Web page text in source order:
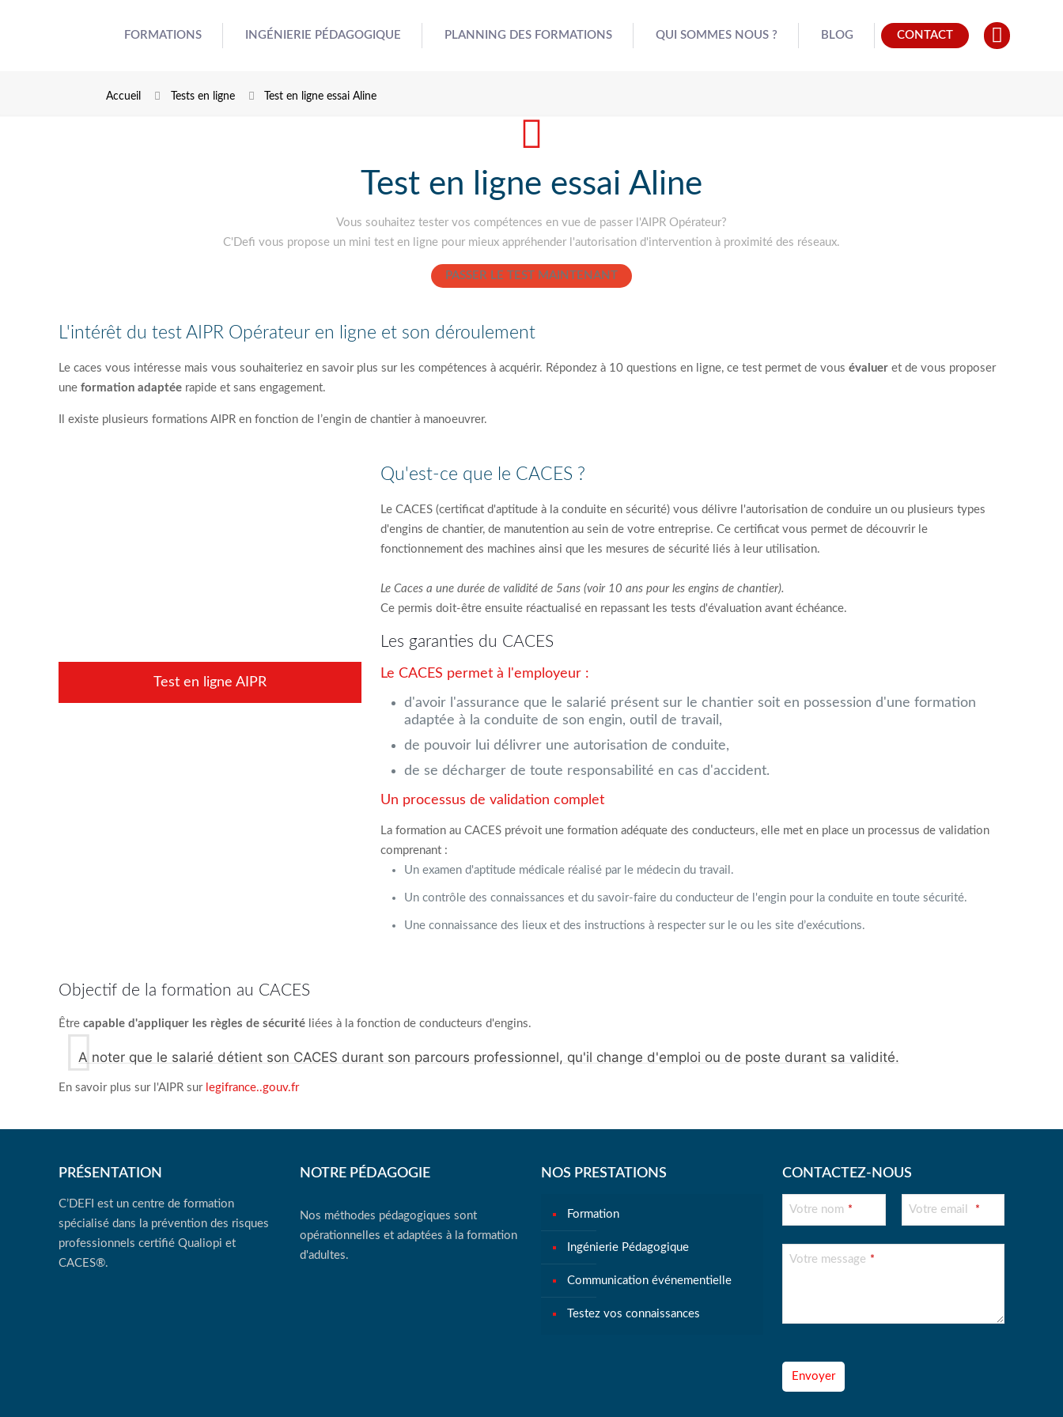
FORMATIONS INGÉNIERIE PÉDAGOGIQUE PLANNING DES FORMATIONS QUI SOMMES NOUS ? BLOG CONTACT
Accueil Tests en ligne Test en ligne essai Aline
Test en ligne essai Aline
Vous souhaitez tester vos compétences en vue de passer l'AIPR Opérateur?
C'Defi vous propose un mini test en ligne pour mieux appréhender l'autorisation d'intervention à proximité des réseaux.
PASSER LE TEST MAINTENANT
L'intérêt du test AIPR Opérateur en ligne et son déroulement
Le caces vous intéresse mais vous souhaiteriez en savoir plus sur les compétences à acquérir. Répondez à 10 questions en ligne, ce test permet de vous évaluer et de vous proposer
une formation adaptée rapide et sans engagement.
Il existe plusieurs formations AIPR en fonction de l’engin de chantier à manoeuvrer.
Test en ligne AIPR
Qu'est-ce que le CACES ?
Le CACES (certificat d'aptitude à la conduite en sécurité) vous délivre l'autorisation de conduire un ou plusieurs types
d'engins de chantier, de manutention au sein de votre entreprise. Ce certificat vous permet de découvrir le
fonctionnement des machines ainsi que les mesures de sécurité liés à leur utilisation.
Le Caces a une durée de validité de 5ans (voir 10 ans pour les engins de chantier).
Ce permis doit-être ensuite réactualisé en repassant les tests d'évaluation avant échéance.
Les garanties du CACES
Le CACES permet à l'employeur :
d'avoir l'assurance que le salarié présent sur le chantier soit en possession d'une formation
adaptée à la conduite de son engin, outil de travail,
de pouvoir lui délivrer une autorisation de conduite,
de se décharger de toute responsabilité en cas d'accident.
Un processus de validation complet
La formation au CACES prévoit une formation adéquate des conducteurs, elle met en place un processus de validation
comprenant :
Un examen d'aptitude médicale réalisé par le médecin du travail.
Un contrôle des connaissances et du savoir-faire du conducteur de l'engin pour la conduite en toute sécurité.
Une connaissance des lieux et des instructions à respecter sur le ou les site d’exécutions.
Objectif de la formation au CACES
Être capable d'appliquer les règles de sécurité liées à la fonction de conducteurs d'engins.
A noter que le salarié détient son CACES durant son parcours professionnel, qu'il change d'emploi ou de poste durant sa validité.
En savoir plus sur l'AIPR sur legifrance..gouv.fr
PRÉSENTATION
C’DEFI est un centre de formation
spécialisé dans la prévention des risques
professionnels certifié Qualiopi et
CACES®.
NOTRE PÉDAGOGIE
Nos méthodes pédagogiques sont
opérationnelles et adaptées à la formation
d'adultes.
NOS PRESTATIONS
Formation
Ingénierie Pédagogique
Communication événementielle
Testez vos connaissances
CONTACTEZ-NOUS
Company
Name *
Votre nom * Votre email *
Votre message *
Envoyer